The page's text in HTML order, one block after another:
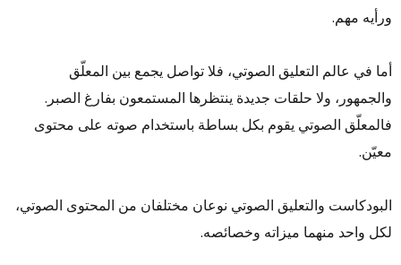
ورأيه مهم.
أما في عالم التعليق الصوتي، فلا تواصل يجمع بين المعلّق
والجمهور، ولا حلقات جديدة ينتظرها المستمعون بفارغ الصبر.
فالمعلّق الصوتي يقوم بكل بساطة باستخدام صوته على محتوى
معيّن.
البودكاست والتعليق الصوتي نوعان مختلفان من المحتوى الصوتي،
لكل واحد منهما ميزاته وخصائصه.